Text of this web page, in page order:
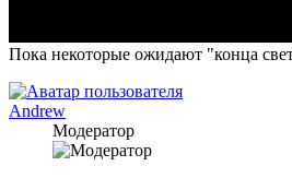
Пока некоторые ожидают "конца
Andrew
Модератор